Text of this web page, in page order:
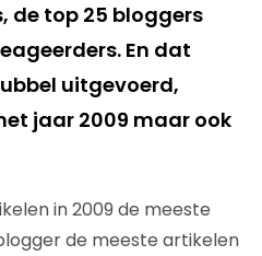
de top 25 bloggers
En dat
uitgevoerd,
jaar 2009 maar ook
in 2009 de meeste
de meeste artikelen